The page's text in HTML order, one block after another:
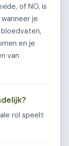
of NO, is
je
en je
van
rol speelt